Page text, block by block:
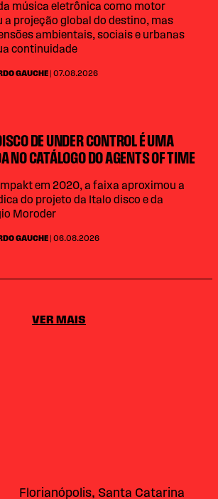
música eletrônica como motor
projeção global do destino, mas
ambientais, sociais e urbanas
continuidade
GAUCHE | 07.08.2026
DE UNDER CONTROL É UMA
NO CATÁLOGO DO AGENTS OF TIME
em 2020, a faixa aproximou a
do projeto da Italo disco e da
Moroder
GAUCHE | 06.08.2026
VER MAIS
Florianópolis, Santa Catarina